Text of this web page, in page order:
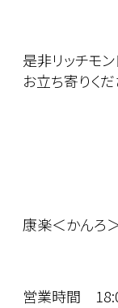
是非リッチモ
お立ち寄りくだ
康楽＜かんろ
営業時間